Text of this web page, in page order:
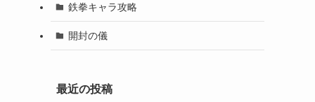
鉄拳キャラ攻略
開封の儀
最近の投稿